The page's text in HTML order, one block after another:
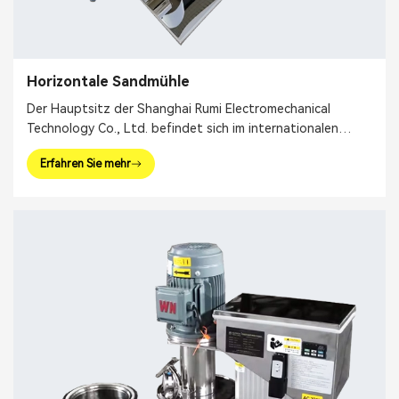
Horizontale Sandmühle
Der Hauptsitz der Shanghai Rumi Electromechanical
Technology Co., Ltd. befindet sich im internationalen
Finanzzentrum Shanghai. Wir konzentrieren uns auf die
Bereitstellung von Produktionsanlagen und ganzheitlichen
Reaktionskessel, Abfüllmaschinen usw.
Erfahren Sie mehr